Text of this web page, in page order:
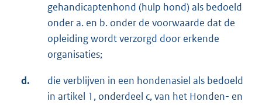
gehandicaptenhond (hulp hond) als bedoeld
onder a. en b. onder de voorwaarde dat de
opleiding wordt verzorgd door erkende
organisaties;
d.
die verblijven in een hondenasiel als bedoeld
in artikel 1, onderdeel c, van het Honden- en